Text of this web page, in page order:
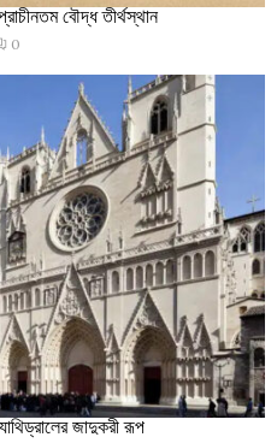
বৌদ্ধ তীর্থস্থান
0
জাদুকরী রূপ